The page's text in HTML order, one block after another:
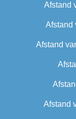
Afstand
Afstand
Afstand
Afstand